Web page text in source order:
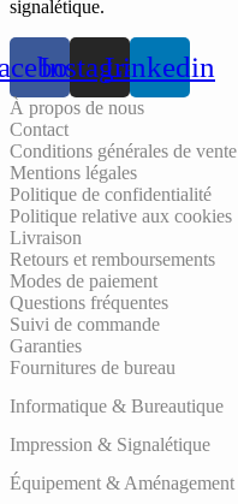
signalétique.
InstagramLinkedin
À propos de nous
Contact
Conditions générales de vente
Mentions légales
Politique de confidentialité
Politique relative aux cookies
Livraison
Retours et remboursements
Modes de paiement
Questions fréquentes
Suivi de commande
Garanties
Fournitures de bureau
Informatique & Bureautique
Impression & Signalétique
Équipement & Aménagement